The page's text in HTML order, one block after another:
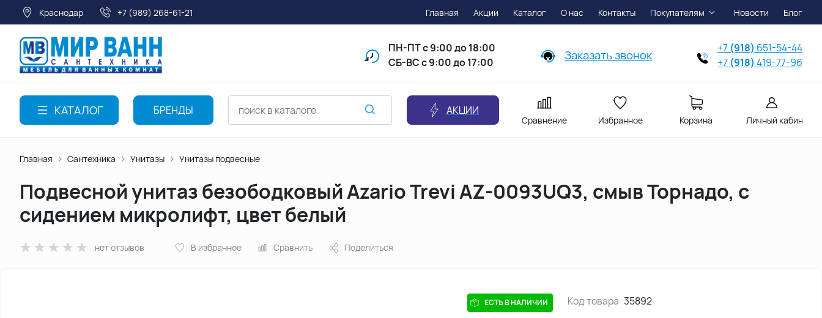
Краснодар +7 (989) 268-61-21 Главная Акции Каталог О нас Контакты Покупателям Новости Блог
ПН-ПТс 9:00 до 18:00
СБ-ВС с 9:00 до 17:00
Заказать звонок +7 (918) 651-54-44
+7 (918) 419-77-96
КАТАЛОГ БРЕНДЫ АКЦИИ
Сравнение Избранное Корзина Личный кабинет
Главная Сантехника Унитазы Унитазы подвесные
Подвесной унитаз безободковый Azario Trevi AZ-0093UQ3, смыв Торнадо, с
сидением микролифт, цвет белый
нет отзывов В избранное Сравнить Поделиться
ЕСТЬ В НАЛИЧИИ Код товара 35892